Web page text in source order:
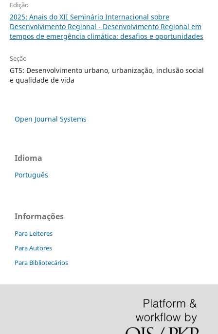
Edição
2025: Anais do XII Seminário Internacional sobre
Desenvolvimento Regional - Desenvolvimento Regional em
tempos de emergência climática: desafios e oportunidades
Seção
GT5: Desenvolvimento urbano, urbanização, inclusão social
e qualidade de vida
Open Journal Systems
Idioma
Português
Informações
Para Leitores
Para Autores
Para Bibliotecários